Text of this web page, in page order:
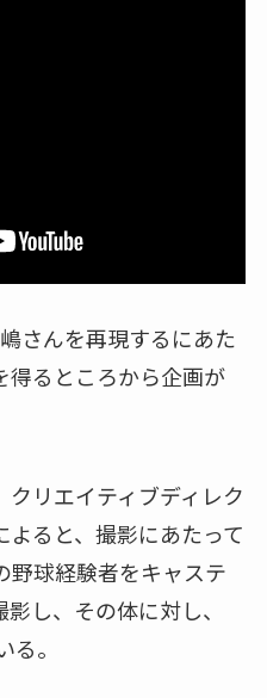
さんを再現するにあた
得るところから企画が
リエイティブディレク
ると、撮影にあたって
野球経験者をキャステ
し、その体に対し、
。